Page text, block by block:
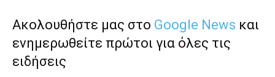
Ακολουθήστε μας στο Google News και
ενημερωθείτε πρώτοι για όλες τις
ειδήσεις